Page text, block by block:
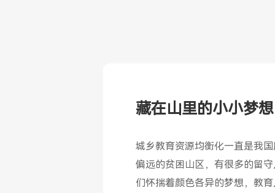
藏在山里的小小梦想
城乡教育资源均衡化一直是我
偏远的贫困山区，有很多的留
们怀揣着颜色各异的梦想，教